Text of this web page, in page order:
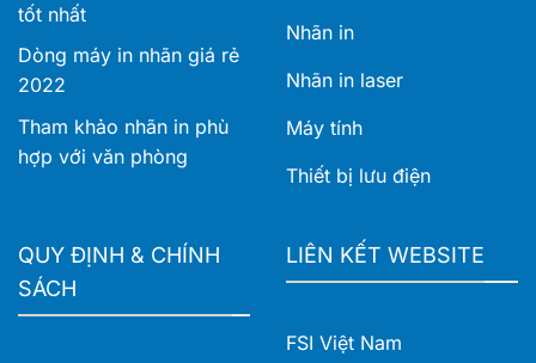
tốt nhất
Dòng máy in nhãn giá rẻ
2022
Tham khảo nhãn in phù
hợp với văn phòng
Nhãn in
Nhãn in laser
Máy tính
Thiết bị lưu điện
QUY ĐỊNH & CHÍNH
SÁCH
LIÊN KẾT WEBSITE
FSI Việt Nam